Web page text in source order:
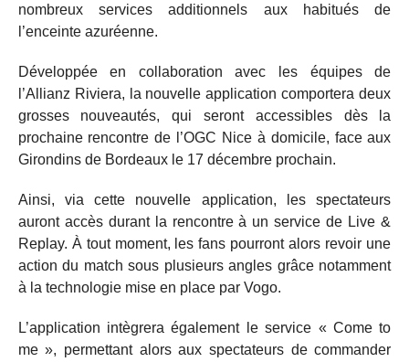
nombreux services additionnels aux habitués de
l’enceinte azuréenne.
Développée en collaboration avec les équipes de
l’Allianz Riviera, la nouvelle application comportera deux
grosses nouveautés, qui seront accessibles dès la
prochaine rencontre de l’OGC Nice à domicile, face aux
Girondins de Bordeaux le 17 décembre prochain.
Ainsi, via cette nouvelle application, les spectateurs
auront accès durant la rencontre à un service de Live &
Replay. À tout moment, les fans pourront alors revoir une
action du match sous plusieurs angles grâce notamment
à la technologie mise en place par Vogo.
L’application intègrera également le service « Come to
me », permettant alors aux spectateurs de commander